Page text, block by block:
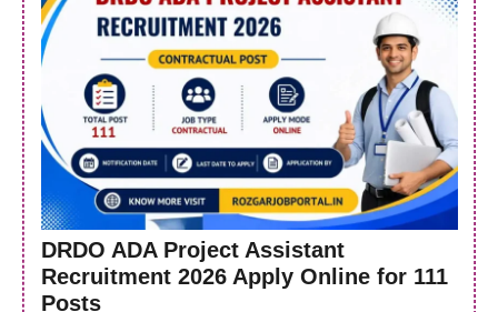
DRDO ADA Project Assistant
Recruitment 2026 Apply Online for 111
Posts